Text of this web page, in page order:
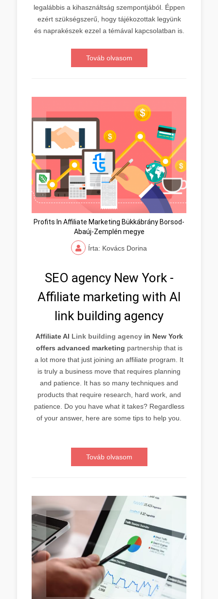
legalábbis a kihasználtság szempontjából. Éppen
ezért szükségszerű, hogy tájékozottak legyünk
és naprakészek ezzel a témával kapcsolatban is.
Továb olvasom
Profits In Affiliate Marketing Bükkábrány Borsod-
Abaúj-Zemplén megye
Írta: Kovács Dorina
SEO agency New York -
Affiliate marketing with AI
link building agency
Affiliate AI Link building agencyin New York
offers advanced marketing partnership that is
a lot more that just joining an affiliate program. It
is truly a business move that requires planning
and patience. It has so many techniques and
products that require research, hard work, and
patience. Do you have what it takes? Regardless
of your answer, here are some tips to help you.
Továb olvasom